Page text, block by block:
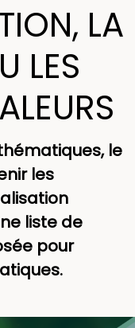
LA
LES
le
les
liste de
pour